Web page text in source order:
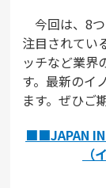
今回は、8
注目されてい
ッチなど業界
す。最新のイ
ます。ぜひご
■■JAPAN